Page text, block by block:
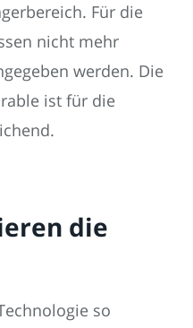
Für die
nicht mehr
werden. Die
ist für die
die
so